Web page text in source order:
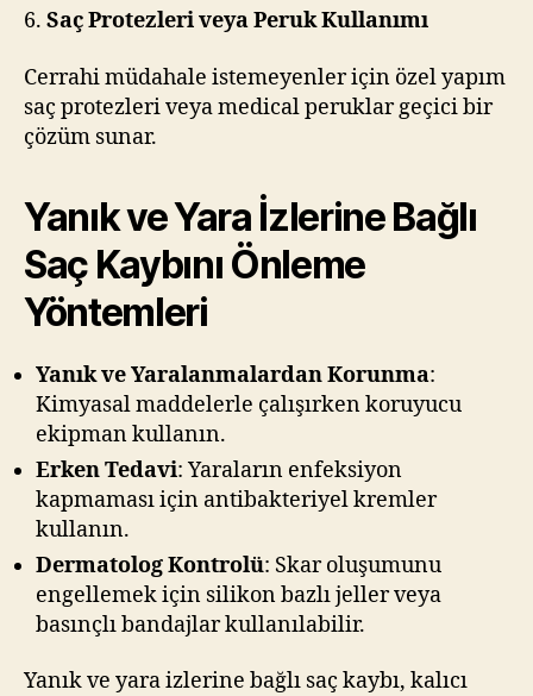
6. Saç Protezleri veya Peruk Kullanımı
Cerrahi müdahale istemeyenler için özel yapım
saç protezleri veya medical peruklar geçici bir
çözüm sunar.
Yanık ve Yara İzlerine Bağlı
Saç Kaybını Önleme
Yöntemleri
Yanık ve Yaralanmalardan Korunma:
Kimyasal maddelerle çalışırken koruyucu
ekipman kullanın.
Erken Tedavi: Yaraların enfeksiyon
kapmaması için antibakteriyel kremler
kullanın.
Dermatolog Kontrolü: Skar oluşumunu
engellemek için silikon bazlı jeller veya
basınçlı bandajlar kullanılabilir.
Yanık ve yara izlerine bağlı saç kaybı, kalıcı